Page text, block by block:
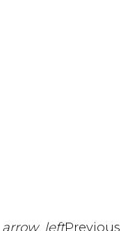
Previous